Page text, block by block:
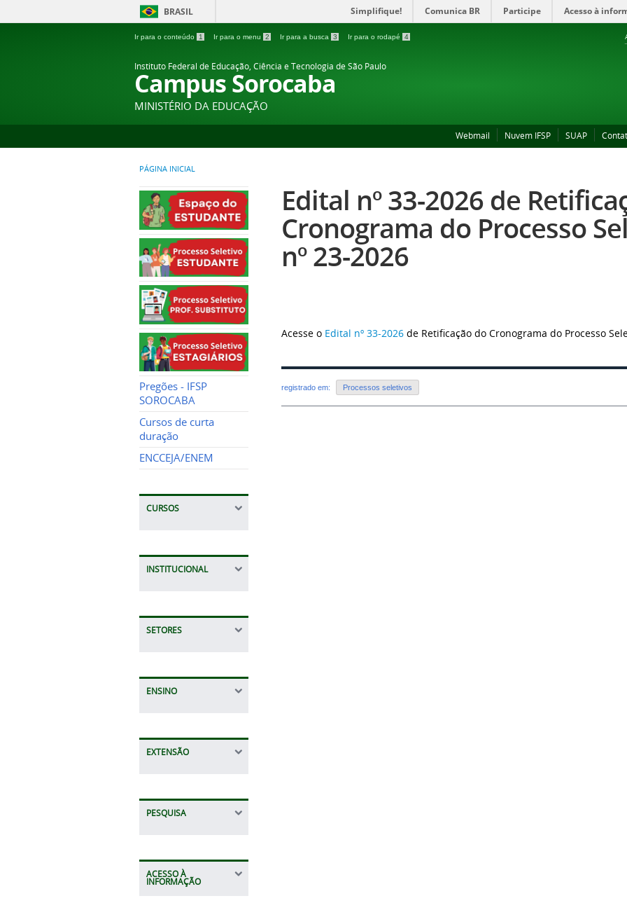
BRASIL Simplifique! Comunica BR Participe Acesso à
Ir para o conteúdo 1 Ir para o menu 2 Ir para a busca 3 Ir para o rodapé 4
Instituto Federal de Educação, Ciência e Tecnologia de São Paulo
Campus Sorocaba
MINISTÉRIO DA EDUCAÇÃO
Webmail Nuvem IFSP SUAP
PÁGINA INICIAL
Pregões - IFSP
SOROCABA
Cursos de curta
duração
ENCCEJA/ENEM
CURSOS
INSTITUCIONAL
SETORES
ENSINO
EXTENSÃO
PESQUISA
ACESSO À
INFORMAÇÃO
Edital nº 33-2026 de
Cronograma do Processo
nº 23-2026
Acesse o Edital nº 33-2026 de Retificação do Cronograma do Processo
registrado em: Processos seletivos